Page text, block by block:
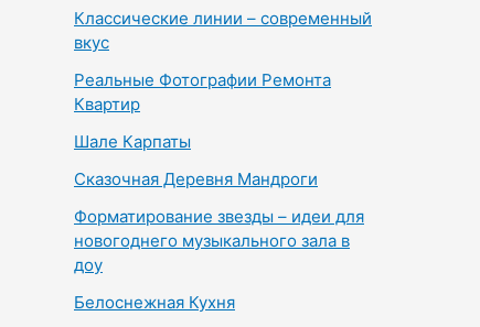
Классические линии – современный
вкус
Реальные Фотографии Ремонта
Квартир
Шале Карпаты
Сказочная Деревня Мандроги
Форматирование звезды – идеи для
новогоднего музыкального зала в
доу
Белоснежная Кухня